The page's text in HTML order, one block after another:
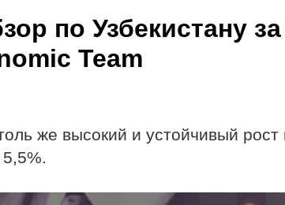
по Узбекистану за
Team
же высокий и устойчивый рост